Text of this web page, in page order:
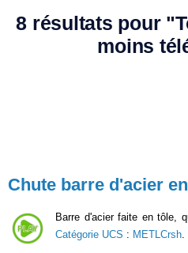
8 résultats pour
moins
Chute barre d'acier
Barre d'acier faite en tôle,
Catégorie UCS : METLCrsh